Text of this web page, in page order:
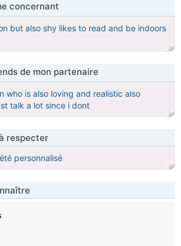
concernant
but also shy likes to read and be indoors
de mon partenaire
who is also loving and realistic also
talk a lot since i dont
respecter
personnalisé